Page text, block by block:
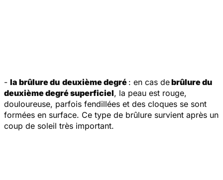
- la brûlure du deuxième degré : en cas debrûlure du
deuxième degré superficiel, la peau est rouge,
douloureuse, parfois fendillées et des cloques se sont
formées en surface. Ce type de brûlure survient après un
coup de soleil très important.